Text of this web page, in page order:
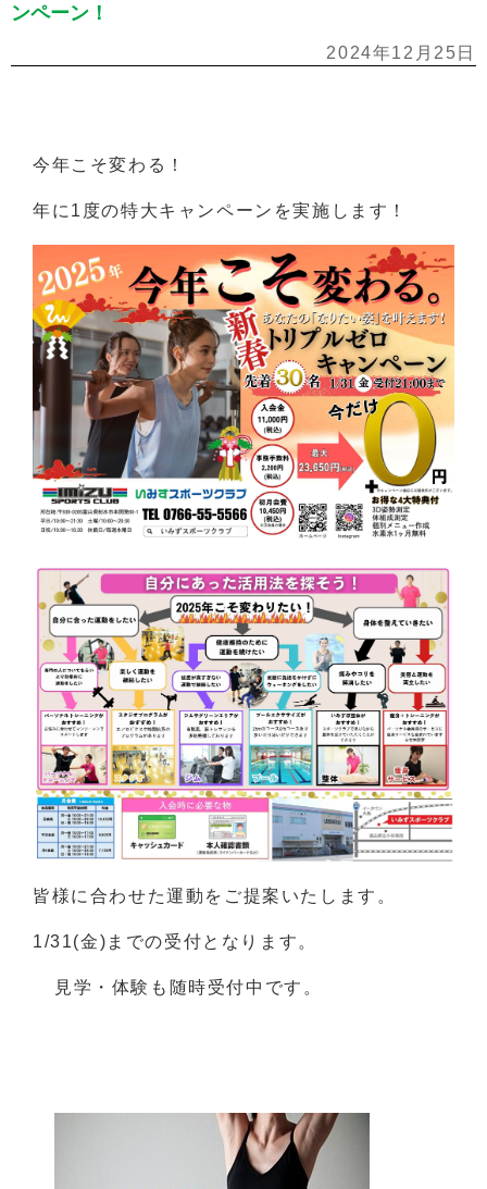
ンペーン！
2024年12月25日
今年こそ変わる！
年に1度の特大キャンペーンを実施します！
皆様に合わせた運動をご提案いたします。
1/31(金)までの受付となります。
見学・体験も随時受付中です。